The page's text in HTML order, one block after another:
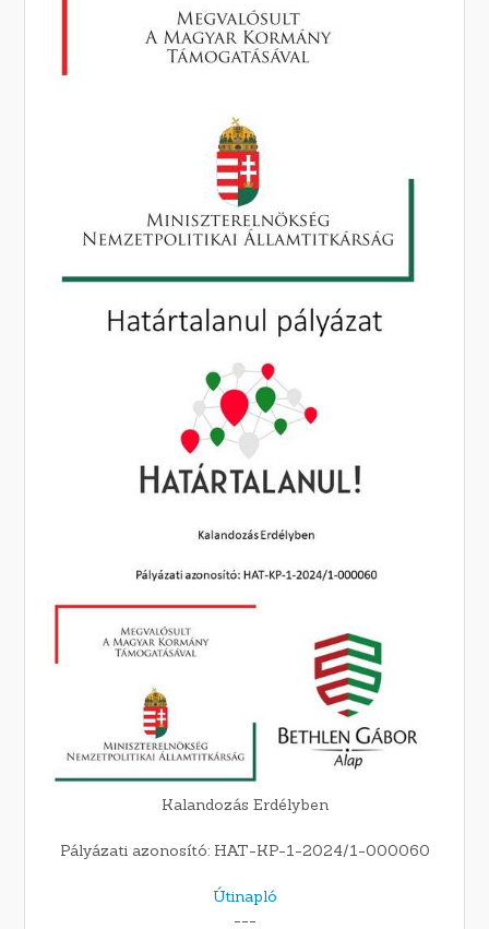
Kalandozás Erdélyben
Pályázati azonosító: HAT-KP-1-2024/1-000060
Útinapló
---